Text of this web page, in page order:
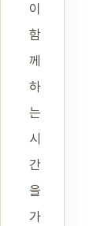
이
함
께
하
는
시
간
을
가